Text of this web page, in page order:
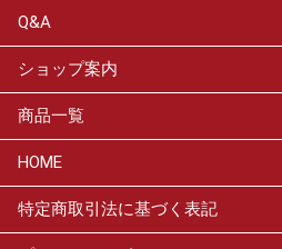
Q&A
ショップ案内
商品一覧
HOME
特定商取引法に基づく表記